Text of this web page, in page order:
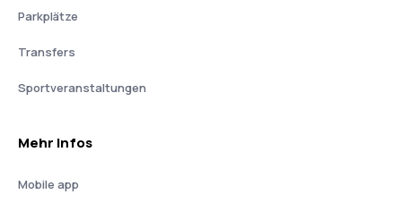
Parkplätze
Transfers
Sportveranstaltungen
Mehr Infos
Mobile app